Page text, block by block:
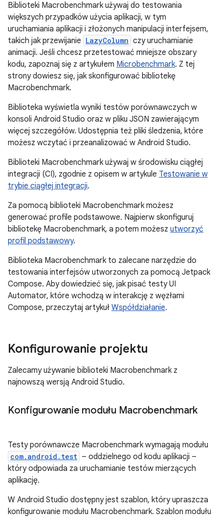
Biblioteki Macrobenchmark używaj do testowania
większych przypadków użycia aplikacji, w tym
uruchamiania aplikacji i złożonych manipulacji interfejsem,
takich jak przewijanie LazyColumn czy uruchamianie
animacji. Jeśli chcesz przetestować mniejsze obszary
kodu, zapoznaj się z artykułem Microbenchmark. Z tej
strony dowiesz się, jak skonfigurować bibliotekę
Macrobenchmark.
Biblioteka wyświetla wyniki testów porównawczych w
konsoli Android Studio oraz w pliku JSON zawierającym
więcej szczegółów. Udostępnia też pliki śledzenia, które
możesz wczytać i przeanalizować w Android Studio.
Biblioteki Macrobenchmark używaj w środowisku ciągłej
integracji (CI), zgodnie z opisem w artykule Testowanie w
trybie ciągłej integracji.
Za pomocą biblioteki Macrobenchmark możesz
generować profile podstawowe. Najpierw skonfiguruj
bibliotekę Macrobenchmark, a potem możesz utworzyć
profil podstawowy.
Biblioteka Macrobenchmark to zalecane narzędzie do
testowania interfejsów utworzonych za pomocą Jetpack
Compose. Aby dowiedzieć się, jak pisać testy UI
Automator, które wchodzą w interakcję z węzłami
Compose, przeczytaj artykuł Współdziałanie.
Konfigurowanie projektu
Zalecamy używanie biblioteki Macrobenchmark z
najnowszą wersją Android Studio.
Konfigurowanie modułu Macrobenchmark
Testy porównawcze Macrobenchmark wymagają modułu
com.android.test – oddzielnego od kodu aplikacji –
który odpowiada za uruchamianie testów mierzących
aplikację.
W Android Studio dostępny jest szablon, który upraszcza
konfigurowanie modułu Macrobenchmark. Szablon modułu